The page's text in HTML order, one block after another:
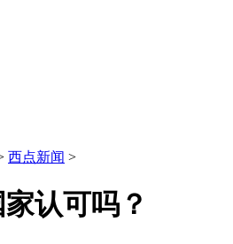
西点新闻 >
认可吗？